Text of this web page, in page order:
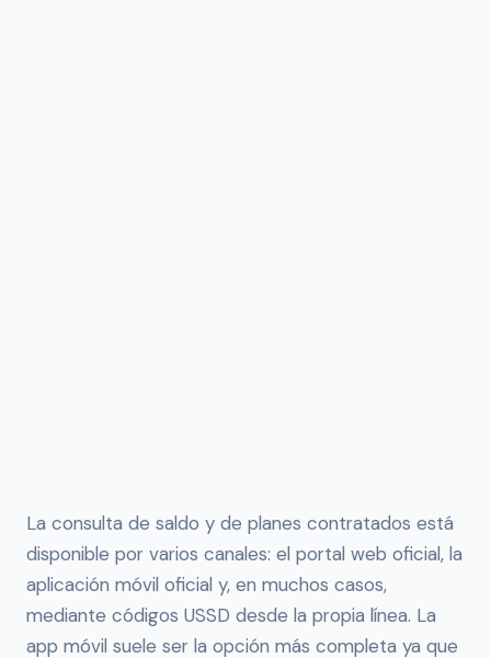
La consulta de saldo y de planes contratados está
disponible por varios canales: el portal web oficial, la
aplicación móvil oficial y, en muchos casos,
mediante códigos USSD desde la propia línea. La
app móvil suele ser la opción más completa ya que